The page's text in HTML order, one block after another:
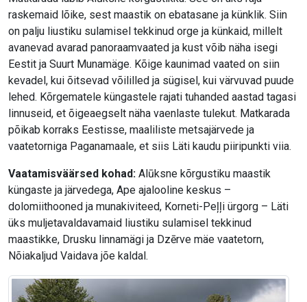
raskemaid lõike, sest maastik on ebatasane ja künklik. Siin
on palju liustiku sulamisel tekkinud orge ja künkaid, millelt
avanevad avarad panoraamvaated ja kust võib näha isegi
Eestit ja Suurt Munamäge. Kõige kaunimad vaated on siin
kevadel, kui õitsevad võililled ja sügisel, kui värvuvad puude
lehed. Kõrgematele küngastele rajati tuhanded aastad tagasi
linnuseid, et õigeaegselt näha vaenlaste tulekut. Matkarada
põikab korraks Eestisse, maaliliste metsajärvede ja
vaatetorniga Paganamaale, et siis Läti kaudu piiripunkti viia.
Vaatamisväärsed kohad: Alūksne kõrgustiku maastik
küngaste ja järvedega, Ape ajalooline keskus –
dolomiithooned ja munakiviteed, Korneti-Peļļi ürgorg – Läti
üks muljetavaldavamaid liustiku sulamisel tekkinud
maastikke, Drusku linnamägi ja Dzērve mäe vaatetorn,
Nõiakaljud Vaidava jõe kaldal.